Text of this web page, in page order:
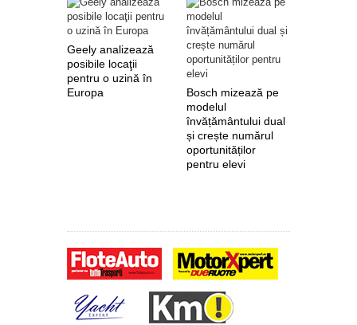
Geely analizează
posibile locaţii
pentru o uzină în
Europa
Bosch mizează pe
modelul
învățământului dual
și crește numărul
oportunităților
pentru elevi